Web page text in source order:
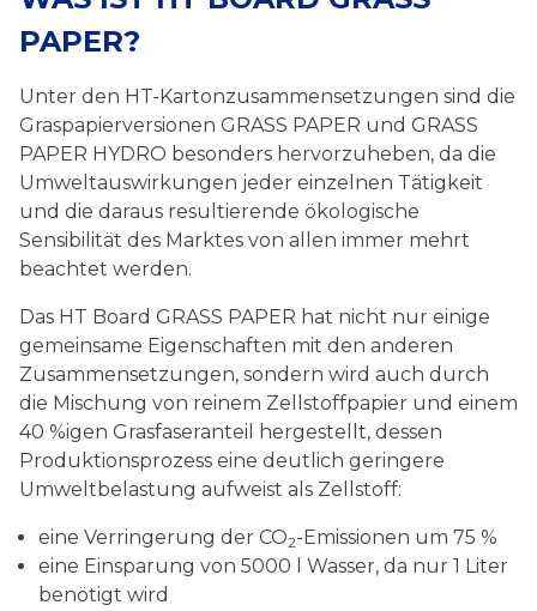
PAPER?
Unter den HT-Kartonzusammensetzungen sind die
Graspapierversionen GRASS PAPER und GRASS
PAPER HYDRO besonders hervorzuheben, da die
Umweltauswirkungen jeder einzelnen Tätigkeit
und die daraus resultierende ökologische
Sensibilität des Marktes von allen immer mehrt
beachtet werden.
Das HT Board GRASS PAPER hat nicht nur einige
gemeinsame Eigenschaften mit den anderen
Zusammensetzungen, sondern wird auch durch
die Mischung von reinem Zellstoffpapier und einem
40 %igen Grasfaseranteil hergestellt, dessen
Produktionsprozess eine deutlich geringere
Umweltbelastung aufweist als Zellstoff:
eine Verringerung der CO2-Emissionen um 75 %
eine Einsparung von 5000 l Wasser, da nur 1 Liter
benötigt wird